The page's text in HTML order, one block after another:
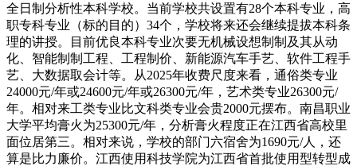
全日制分析性本科学校。当前学校共设置有28个本科专业，高
职专科专业（标的目的）34个，学校将来还会继续提拔本科条
理的讲授。目前优良本科专业次要无机械设想制制及其从动
化、智能制制工程、工程制价、新能源汽车手艺、软件工程手
艺、大数据取会计等。从2025年收费尺度来看，通俗类专业
24000元/年或24600元/年或26300元/年，艺术类专业26300元/
年。相对来工类专业比文科类专业会贵2000元摆布。南昌职业
大学平均膏火为25300元/年，分析膏火程度正在江西省高校里
面位居第三。相对来说，学校的部门六宿舍为1690元/人，还
算是比力廉价。江西使用科技学院为江西省首批使用型转型成